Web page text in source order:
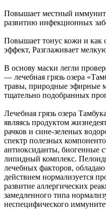
Повышает местный
развитию инфекционных
Повышает тонус кожи и как
эффект, Разглаживает
В основу маски легли
— лечебная грязь озера
травы, природные эфирные
тщательно подобранных
Лечебная грязь озера
являясь продуктом
рачков и сине-зеленых
спектр полезных
антиоксиданты, биогенные
липидный комплекс.
лечебных факторов,
действием нормализуется
развитие аллергических
замедленного типа
неспецифического